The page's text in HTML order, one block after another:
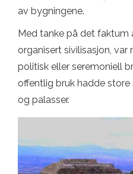
av bygningene.
Med tanke på det faktum
organisert sivilisasjon,
politisk eller seremoniell
offentlig bruk hadde
og palasser.